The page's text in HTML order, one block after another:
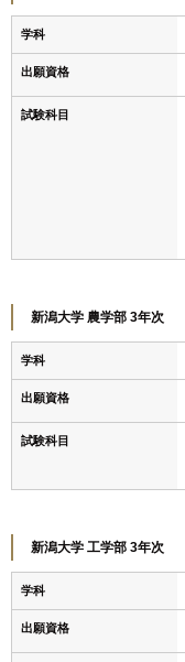
学科
出願資格
試験科目
新潟大学 農学部 3年次
学科
出願資格
試験科目
新潟大学 工学部 3年次
学科
出願資格